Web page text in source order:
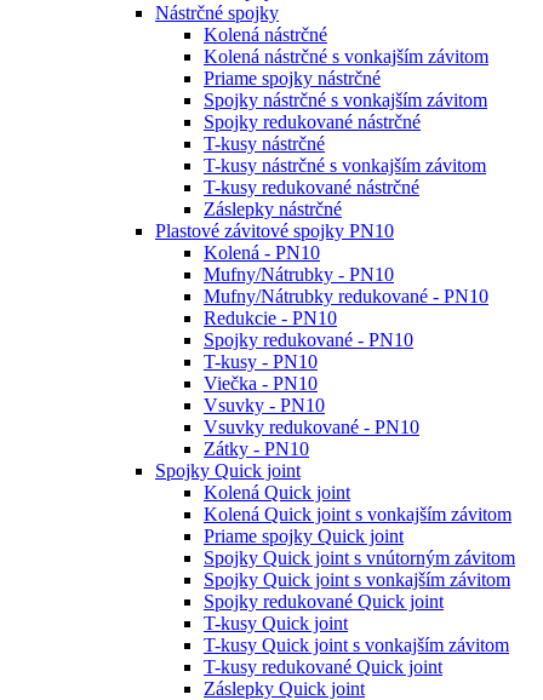
Nástrčné spojky
Kolená nástrčné
Kolená nástrčné s vonkajším závitom
Priame spojky nástrčné
Spojky nástrčné s vonkajším závitom
Spojky redukované nástrčné
T-kusy nástrčné
T-kusy nástrčné s vonkajším závitom
T-kusy redukované nástrčné
Záslepky nástrčné
Plastové závitové spojky PN10
Kolená - PN10
Mufny/Nátrubky - PN10
Mufny/Nátrubky redukované - PN10
Redukcie - PN10
Spojky redukované - PN10
T-kusy - PN10
Viečka - PN10
Vsuvky - PN10
Vsuvky redukované - PN10
Zátky - PN10
Spojky Quick joint
Kolená Quick joint
Kolená Quick joint s vonkajším závitom
Priame spojky Quick joint
Spojky Quick joint s vnútorným závitom
Spojky Quick joint s vonkajším závitom
Spojky redukované Quick joint
T-kusy Quick joint
T-kusy Quick joint s vonkajším závitom
T-kusy redukované Quick joint
Záslepky Quick joint